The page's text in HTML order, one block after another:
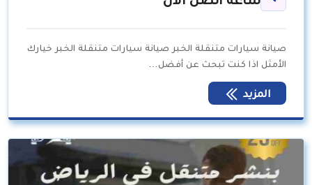
صيانة سيارات متنقلة الخبر صيانة سيارات متنقلة الخبر خيارك
الأمثل اذا كنت تبحث عن أفضل…
المزيد